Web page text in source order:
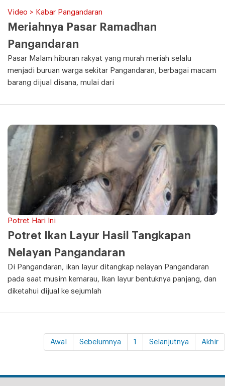
Video > Kabar Pangandaran
Meriahnya Pasar Ramadhan
Pangandaran
Pasar Malam hiburan rakyat yang murah meriah selalu
menjadi buruan warga sekitar Pangandaran, berbagai macam
barang dijual disana, mulai dari
Potret Hari Ini
Potret Ikan Layur Hasil Tangkapan
Nelayan Pangandaran
Di Pangandaran, ikan layur ditangkap nelayan Pangandaran
pada saat musim kemarau, Ikan layur bentuknya panjang, dan
diketahui dijual ke sejumlah
Awal Sebelumnya 1 Selanjutnya Akhir